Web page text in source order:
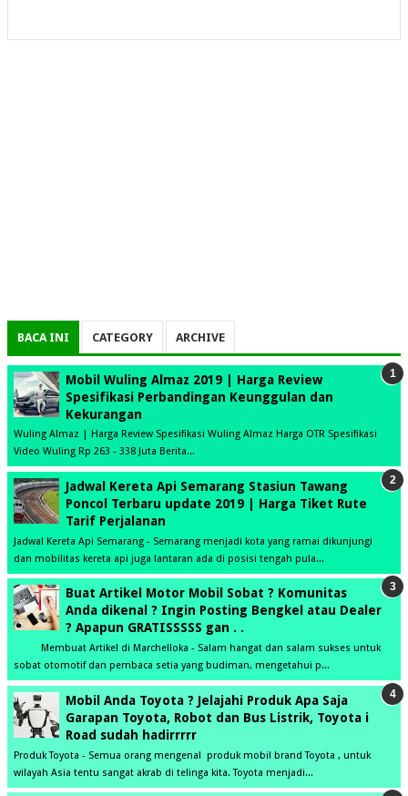
BACA INI CATEGORY ARCHIVE
Mobil Wuling Almaz 2019 | Harga Review
Spesifikasi Perbandingan Keunggulan dan
Kekurangan
Wuling Almaz | Harga Review Spesifikasi Wuling Almaz Harga OTR Spesifikasi
Video Wuling Rp 263 - 338 Juta Berita...
Jadwal Kereta Api Semarang Stasiun Tawang
Poncol Terbaru update 2019 | Harga Tiket Rute
Tarif Perjalanan
Jadwal Kereta Api Semarang - Semarang menjadi kota yang ramai dikunjungi
dan mobilitas kereta api juga lantaran ada di posisi tengah pula...
Buat Artikel Motor Mobil Sobat ? Komunitas
Anda dikenal ? Ingin Posting Bengkel atau Dealer
? Apapun GRATISSSSS gan . .
Membuat Artikel di Marchelloka - Salam hangat dan salam sukses untuk
sobat otomotif dan pembaca setia yang budiman, mengetahui p...
Mobil Anda Toyota ? Jelajahi Produk Apa Saja
Garapan Toyota, Robot dan Bus Listrik, Toyota i
Road sudah hadirrrrr
Produk Toyota - Semua orang mengenal produk mobil brand Toyota , untuk
wilayah Asia tentu sangat akrab di telinga kita. Toyota menjadi...